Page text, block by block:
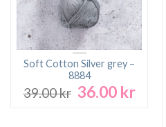
Soft Cotton Silver grey –
8884
39.00kr Det
36.00 krDet